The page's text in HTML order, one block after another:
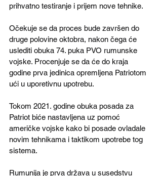
prihvatno testiranje i prijem nove tehnike.
Očekuje se da proces bude završen do
druge polovine oktobra, nakon čega će
uslediti obuka 74. puka PVO rumunske
vojske. Procenjuje se da će do kraja
godine prva jedinica opremljena Patriotom
ući u uporetivnu upotrebu.
Tokom 2021. godine obuka posada za
Patriot biće nastavljena uz pomoć
američke vojske kako bi posade ovladale
novim tehnikama i taktikom upotrebe tog
sistema.
Rumunija je prva država u susedstvu